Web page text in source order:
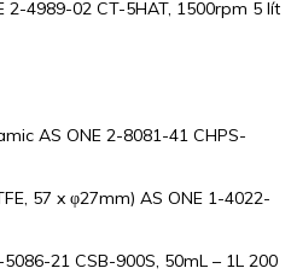
2-4989-02 CT-5HAT, 1500rpm 5 lít
AS ONE 2-8081-41 CHPS-
57 x φ27mm) AS ONE 1-4022-
21 CSB-900S, 50mL – 1L 200